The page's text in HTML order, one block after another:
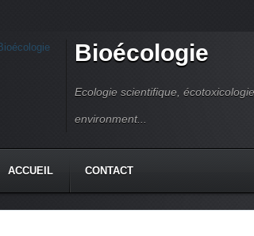
Bioécologie
Ecologie scientifique,
environment...
ACCUEIL CONTACT